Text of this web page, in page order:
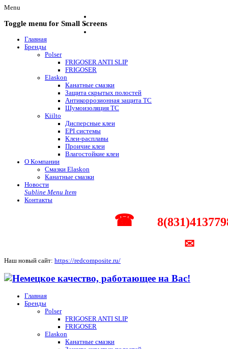
Menu
Toggle menu for Small Screens
Главная
Бренды
Polser
FRIGOSER ANTI SLIP
FRIGOSER
Elaskon
Канатные смазки
Защита скрытых полостей
Антикоррозионная защита ТС
Шумоизоляция ТС
Kiilto
Дисперсные клеи
EPI системы
Клеи-расплавы
Проичие клеи
Влагостойкие клеи
О Компании
Смазки Elaskon
Канатные смазки
Новости
Subline Menu Item
Контакты
☎
✉
Наш новый сайт: https://redcomposite.ru/
Главная
Бренды
Polser
FRIGOSER ANTI SLIP
FRIGOSER
Elaskon
Канатные смазки